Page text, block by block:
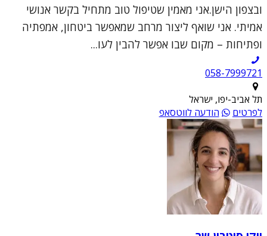
ובצפון הישן.אני מאמין שטיפול טוב מתחיל בקשר אנושי
אמיתי. אני שואף ליצור מרחב שמאפשר ביטחון, אמפתיה
ופתיחות – מקום שבו אפשר להבין לעו...
תל אביב-יפו, ישראל
לפרטים
הודעה לווטסאפ